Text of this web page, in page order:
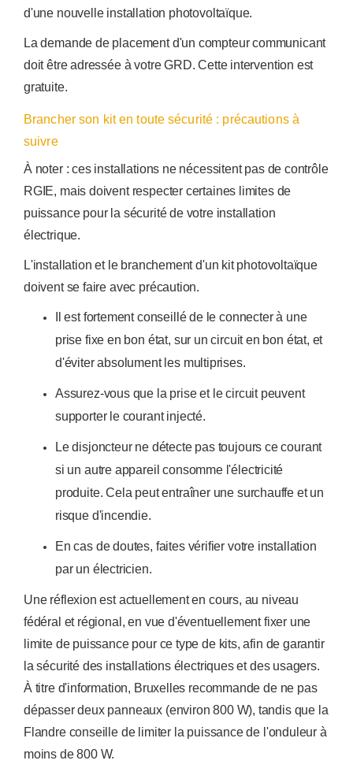
d'une nouvelle installation photovoltaïque.
La demande de placement d'un compteur communicant
doit être adressée à votre GRD. Cette intervention est
gratuite.
Brancher son kit en toute sécurité : précautions à
suivre
À noter : ces installations ne nécessitent pas de contrôle
RGIE, mais doivent respecter certaines limites de
puissance pour la sécurité de votre installation
électrique.
L'installation et le branchement d'un kit photovoltaïque
doivent se faire avec précaution.
Il est fortement conseillé de le connecter à une
prise fixe en bon état, sur un circuit en bon état, et
d'éviter absolument les multiprises.
Assurez-vous que la prise et le circuit peuvent
supporter le courant injecté.
Le disjoncteur ne détecte pas toujours ce courant
si un autre appareil consomme l'électricité
produite. Cela peut entraîner une surchauffe et un
risque d'incendie.
En cas de doutes, faites vérifier votre installation
par un électricien.
Une réflexion est actuellement en cours, au niveau
fédéral et régional, en vue d'éventuellement fixer une
limite de puissance pour ce type de kits, afin de garantir
la sécurité des installations électriques et des usagers.
À titre d'information, Bruxelles recommande de ne pas
dépasser deux panneaux (environ 800 W), tandis que la
Flandre conseille de limiter la puissance de l'onduleur à
moins de 800 W.